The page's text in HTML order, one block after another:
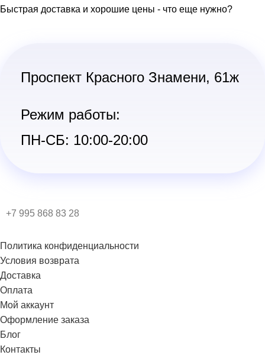
Быстрая доставка и хорошие цены - что еще нужно?
Проспект Красного Знамени, 61ж
Режим работы:
ПН-СБ: 10:00-20:00
+7 995 868 83 28
Политика конфиденциальности
Условия возврата
Доставка
Оплата
Мой аккаунт
Оформление заказа
Блог
Контакты